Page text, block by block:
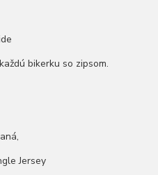
bikerku so zipsom.
Jersey